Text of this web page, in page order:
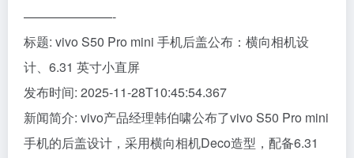
———————-
标题: vivo S50 Pro mini 手机后盖公布：横向相机设
计、6.31 英寸小直屏
发布时间: 2025-11-28T10:45:54.367
新闻简介: vivo产品经理韩伯啸公布了vivo S50 Pro mini
手机的后盖设计，采用横向相机Deco造型，配备6.31